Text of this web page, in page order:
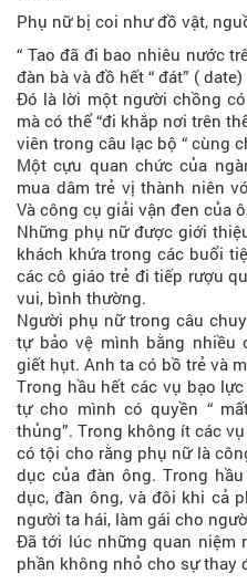
Phụ nữ bị coi như đồ vật,
“ Tao đã đi bao nhiêu nước
đàn bà và đồ hết “ đát” (
Đó là lời một người chồng
mà có thể “đi khắp nơi trên
viên trong câu lạc bộ “ cùng
Một cựu quan chức của
mua dâm trẻ vị thành niên
Và công cụ giải vận đen của
Những phụ nữ được giới
khách khứa trong các buổi
các cô giáo trẻ đi tiếp rượu
vui, bình thường.
Người phụ nữ trong câu
tự bảo vệ mình bằng nhiều
giết hụt. Anh ta có bồ trẻ và
Trong hầu hết các vụ bạo
tự cho mình có quyền “
thủng”. Trong không ít các
có tội cho rằng phụ nữ là
dục của đàn ông. Trong
dục, đàn ông, và đôi khi cả
người ta hái, làm gái cho
Đã tới lúc những quan niệm
phần không nhỏ cho sự thay